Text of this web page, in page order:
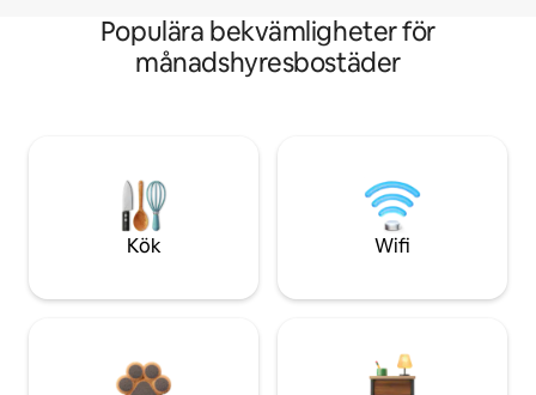
Populära bekvämligheter för
månadshyresbostäder
Kök Wifi